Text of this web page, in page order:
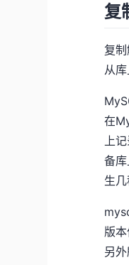
复
复
从
在
上
备
生
版
另